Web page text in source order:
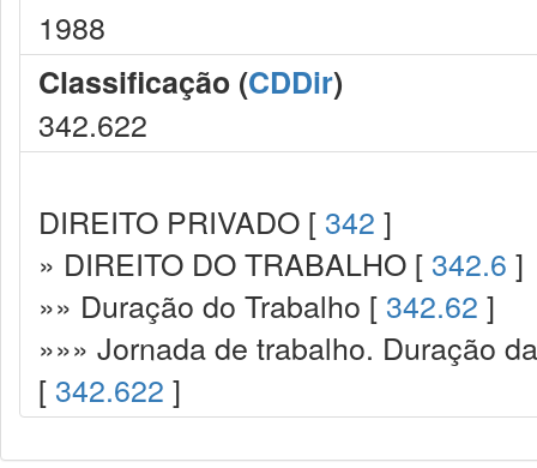
1988
Classificação (CDDir)
342.622
DIREITO PRIVADO [ 342 ]
» DIREITO DO TRABALHO [ 342.6 ]
»» Duração do Trabalho [ 342.62 ]
»»» Jornada de trabalho. Duração
[ 342.622 ]